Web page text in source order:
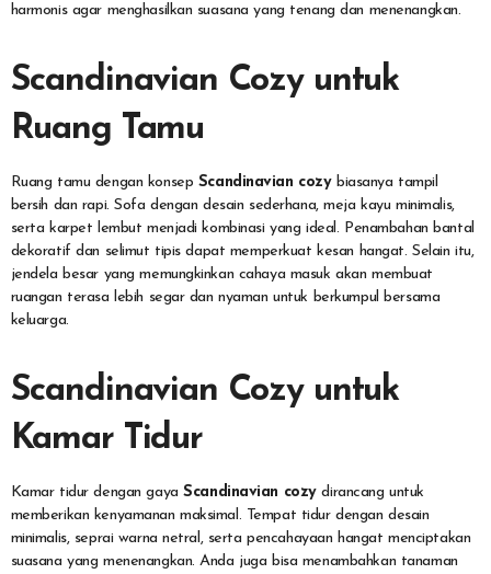
harmonis agar menghasilkan suasana yang tenang dan menenangkan.
Scandinavian Cozy untuk
Ruang Tamu
Ruang tamu dengan konsep Scandinavian cozybiasanya tampil
bersih dan rapi. Sofa dengan desain sederhana, meja kayu minimalis,
serta karpet lembut menjadi kombinasi yang ideal. Penambahan bantal
dekoratif dan selimut tipis dapat memperkuat kesan hangat. Selain itu,
jendela besar yang memungkinkan cahaya masuk akan membuat
ruangan terasa lebih segar dan nyaman untuk berkumpul bersama
keluarga.
Scandinavian Cozy untuk
Kamar Tidur
Kamar tidur dengan gayaScandinavian cozydirancang untuk
memberikan kenyamanan maksimal. Tempat tidur dengan desain
minimalis, seprai warna netral, serta pencahayaan hangat menciptakan
suasana yang menenangkan. Anda juga bisa menambahkan tanaman